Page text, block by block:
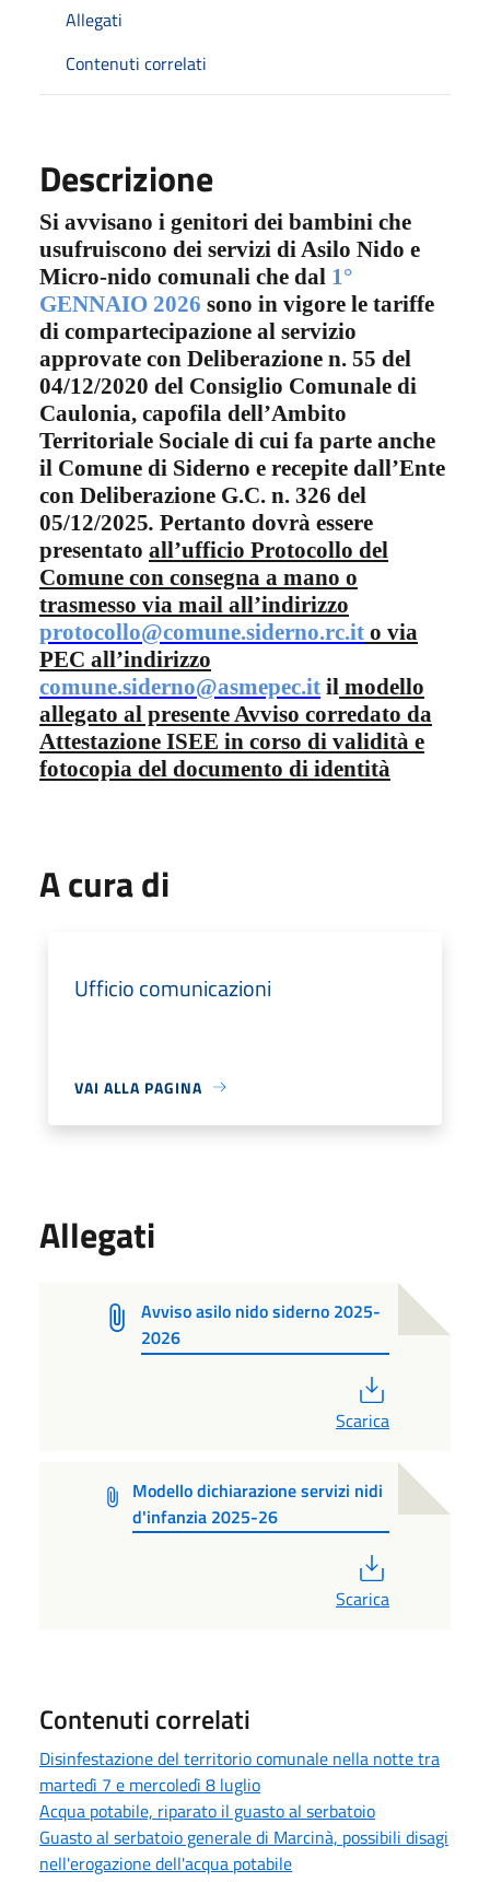
Allegati
Contenuti correlati
Descrizione
Si avvisano i genitori dei bambini che
usufruiscono dei servizi di Asilo Nido e
Micro-nido comunali che dal 1°
GENNAIO 2026 sono in vigore le tariffe
di compartecipazione al servizio
approvate con Deliberazione n. 55 del
04/12/2020 del Consiglio Comunale di
Caulonia, capofila dell’Ambito
Territoriale Sociale di cui fa parte anche
il Comune di Siderno e recepite dall’Ente
con Deliberazione G.C. n. 326 del
05/12/2025. Pertanto dovrà essere
presentato all’ufficio Protocollo del
Comune con consegna a mano o
trasmesso via mail all’indirizzo
protocollo@comune.siderno.rc.it o via
PEC all’indirizzo
comune.siderno@asmepec.it il modello
allegato al presente Avviso corredato da
Attestazione ISEE in corso di validità e
fotocopia del documento di identità
A cura di
Ufficio comunicazioni
VAI ALLA PAGINA
Allegati
Avviso asilo nido siderno 2025-
2026
Scarica
Modello dichiarazione servizi nidi
d'infanzia 2025-26
Scarica
Contenuti correlati
Disinfestazione del territorio comunale nella notte tra
martedì 7 e mercoledì 8 luglio
Acqua potabile, riparato il guasto al serbatoio
Guasto al serbatoio generale di Marcinà, possibili disagi
nell'erogazione dell'acqua potabile